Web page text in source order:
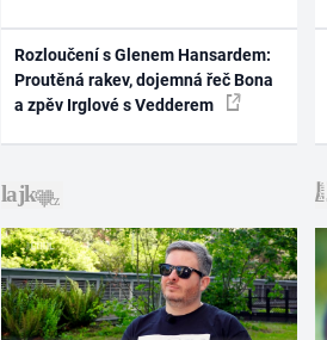
Rozloučení s Glenem Hansardem:
Proutěná rakev, dojemná řeč Bona
a zpěv Irglové s Vedderem